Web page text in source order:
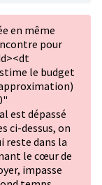
en même
pour
le budget
est dépassé
ci-dessus, on
reste dans la
le cœur de
impasse